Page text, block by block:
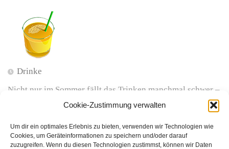
Cookie-Zustimmung verwalten
Um dir ein optimales Erlebnis zu bieten, verwenden wir Technologien wie
Cookies, um Geräteinformationen zu speichern und/oder darauf
zuzugreifen. Wenn du diesen Technologien zustimmst, können wir Daten
Drinke
Nicht nur im Sommer fällt das Trinken manchmal schwer –
ist aber dann besonders wichtig. Eine kleine Anregung